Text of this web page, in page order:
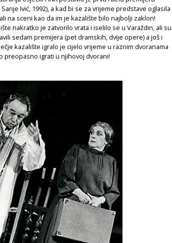
Ivić, 1992), a kad bi se za vrijeme predstave oglasila
na sceni kao da im je kazalište bilo najbolji zaklon!
nakratko je zatvorilo vrata i iselilo se u Varaždin, ali su
sedam premijera (pet dramskih, dvije opere) a još i
kazalište igralo je cijelo vrijeme u raznim dvoranama
preopasno igrati u njihovoj dvorani!